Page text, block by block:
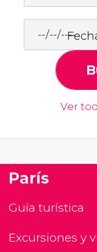
Ver
París
Guía turística
Excursiones y